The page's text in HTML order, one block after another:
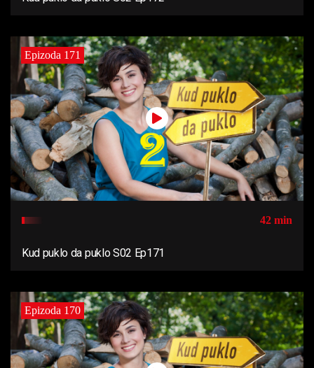
Epizoda 171
42 min
Kud puklo da puklo S02 Ep171
Epizoda 170